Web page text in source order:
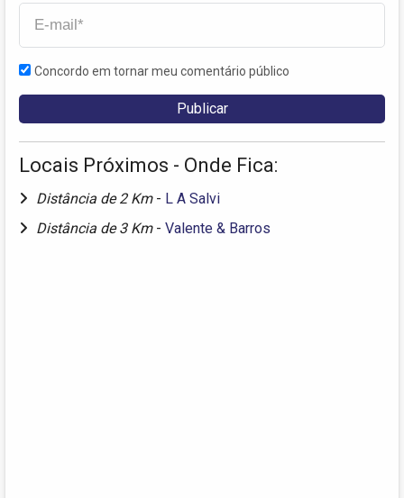
Concordo em tornar meu comentário público
Locais Próximos - Onde Fica:
Distância de 2 Km - L A Salvi
Distância de 3 Km - Valente & Barros